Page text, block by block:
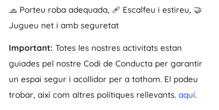
🧢 Porteu roba adequada, 🩹 Escalfeu i estireu, 🤝
Jugueu net i amb seguretat
Important: Totes les nostres activitats estan
guiades pel nostre Codi de Conducta per garantir
un espai segur i acollidor per a tothom. El podeu
trobar, així com altres polítiques rellevants. aquí.